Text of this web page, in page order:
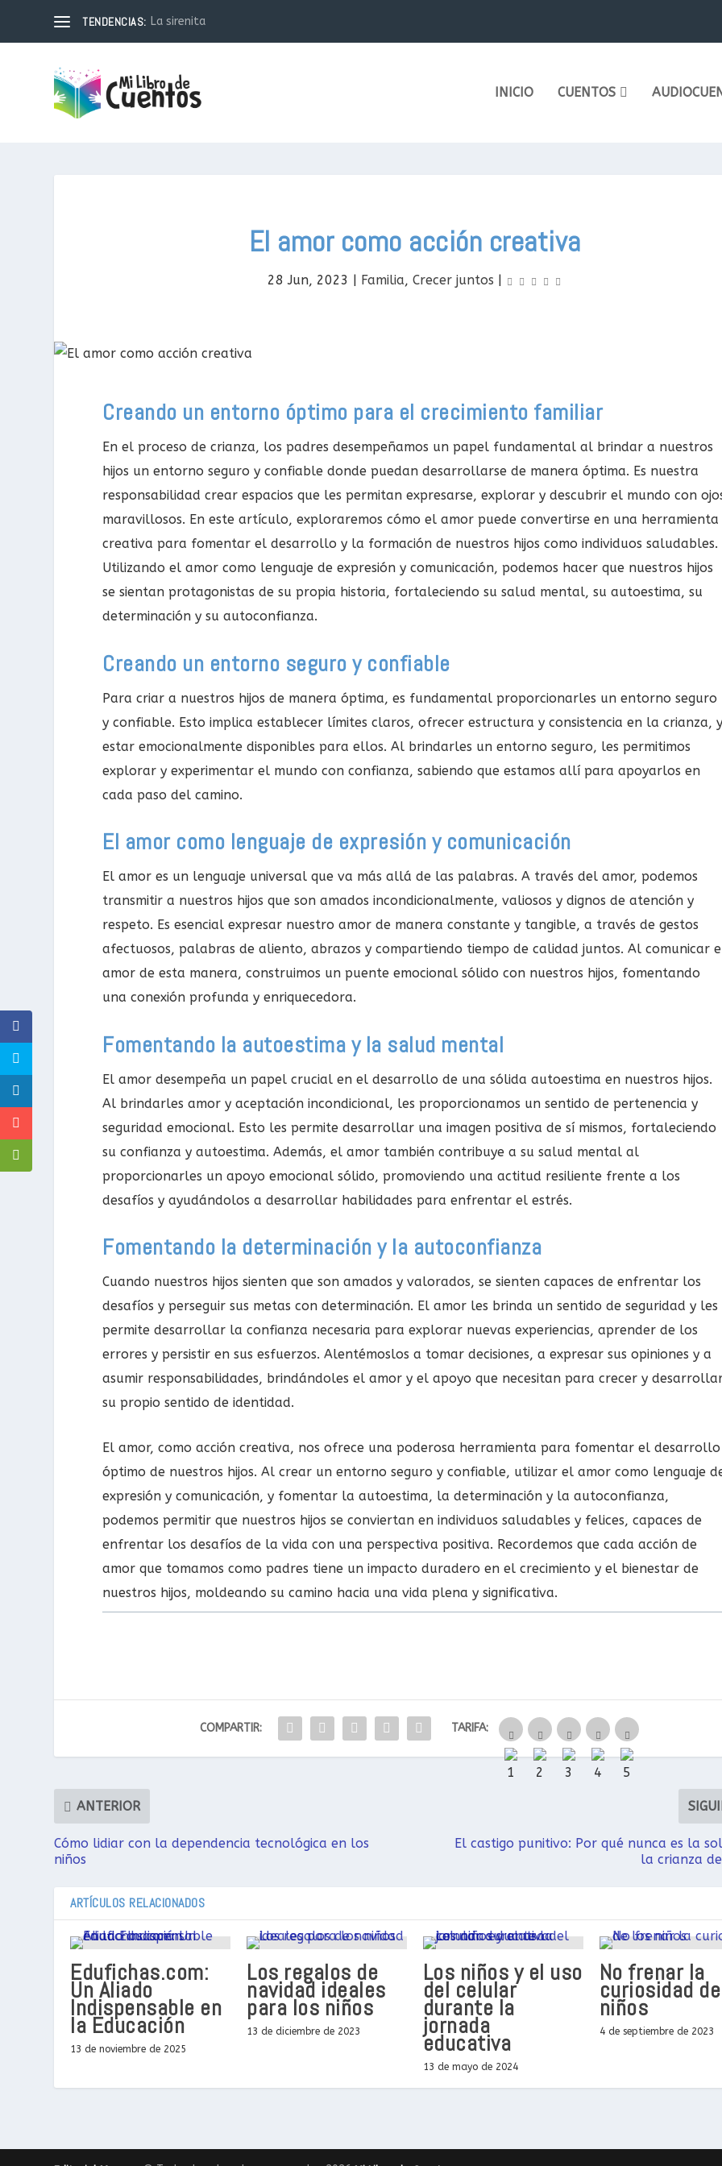
TENDENCIAS: La sirenita
INICIO CUENTOS
El amor como acción creativa
28 Jun, 2023 | Familia, Crecer juntos |
Creando un entorno óptimo para el crecimiento familiar
En el proceso de crianza, los padres desempeñamos un papel fundamental al brindar a nuestros
hijos un entorno seguro y confiable donde puedan desarrollarse de manera óptima. Es nuestra
responsabilidad crear espacios que les permitan expresarse, explorar y descubrir el mundo con
maravillosos. En este artículo, exploraremos cómo el amor puede convertirse en una herramienta
creativa para fomentar el desarrollo y la formación de nuestros hijos como individuos saludables.
Utilizando el amor como lenguaje de expresión y comunicación, podemos hacer que nuestros hijos
se sientan protagonistas de su propia historia, fortaleciendo su salud mental, su autoestima, su
determinación y su autoconfianza.
Creando un entorno seguro y confiable
Para criar a nuestros hijos de manera óptima, es fundamental proporcionarles un entorno seguro
y confiable. Esto implica establecer límites claros, ofrecer estructura y consistencia en la crianza,
estar emocionalmente disponibles para ellos. Al brindarles un entorno seguro, les permitimos
explorar y experimentar el mundo con confianza, sabiendo que estamos allí para apoyarlos en
cada paso del camino.
El amor como lenguaje de expresión y comunicación
El amor es un lenguaje universal que va más allá de las palabras. A través del amor, podemos
transmitir a nuestros hijos que son amados incondicionalmente, valiosos y dignos de atención y
respeto. Es esencial expresar nuestro amor de manera constante y tangible, a través de gestos
afectuosos, palabras de aliento, abrazos y compartiendo tiempo de calidad juntos. Al comunicar
amor de esta manera, construimos un puente emocional sólido con nuestros hijos, fomentando
una conexión profunda y enriquecedora.
Fomentando la autoestima y la salud mental
El amor desempeña un papel crucial en el desarrollo de una sólida autoestima en nuestros hijos.
Al brindarles amor y aceptación incondicional, les proporcionamos un sentido de pertenencia y
seguridad emocional. Esto les permite desarrollar una imagen positiva de sí mismos, fortaleciendo
su confianza y autoestima. Además, el amor también contribuye a su salud mental al
proporcionarles un apoyo emocional sólido, promoviendo una actitud resiliente frente a los
desafíos y ayudándolos a desarrollar habilidades para enfrentar el estrés.
Fomentando la determinación y la autoconfianza
Cuando nuestros hijos sienten que son amados y valorados, se sienten capaces de enfrentar los
desafíos y perseguir sus metas con determinación. El amor les brinda un sentido de seguridad y les
permite desarrollar la confianza necesaria para explorar nuevas experiencias, aprender de los
errores y persistir en sus esfuerzos. Alentémoslos a tomar decisiones, a expresar sus opiniones y a
asumir responsabilidades, brindándoles el amor y el apoyo que necesitan para crecer y
su propio sentido de identidad.
El amor, como acción creativa, nos ofrece una poderosa herramienta para fomentar el desarrollo
óptimo de nuestros hijos. Al crear un entorno seguro y confiable, utilizar el amor como lenguaje
expresión y comunicación, y fomentar la autoestima, la determinación y la autoconfianza,
podemos permitir que nuestros hijos se conviertan en individuos saludables y felices, capaces de
enfrentar los desafíos de la vida con una perspectiva positiva. Recordemos que cada acción de
amor que tomamos como padres tiene un impacto duradero en el crecimiento y el bienestar de
nuestros hijos, moldeando su camino hacia una vida plena y significativa.
COMPARTIR: TARIFA:
ANTERIOR
Cómo lidiar con la dependencia tecnológica en los
niños
El castigo punitivo: Por qué nunca es la
la crianza
ARTÍCULOS RELACIONADOS
Edufichas.com:
Un Aliado
Indispensable en
la Educación
13 de noviembre de 2025
Los regalos de
navidad ideales
para los niños
13 de diciembre de 2023
Los niños y el uso
del celular
durante la
jornada
educativa
13 de mayo de 2024
No frenar la
curiosidad
niños
4 de septiembre de 2023